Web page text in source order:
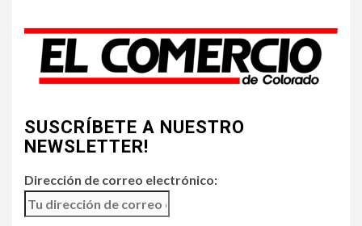
aire amenazan Colorado
Chipotle retira chiles
jalapeños de varios
5
HOGAR Y SALUD
SUSCRÍBETE A NUESTRO
NEWSLETTER!
Dirección de correo electrónico: